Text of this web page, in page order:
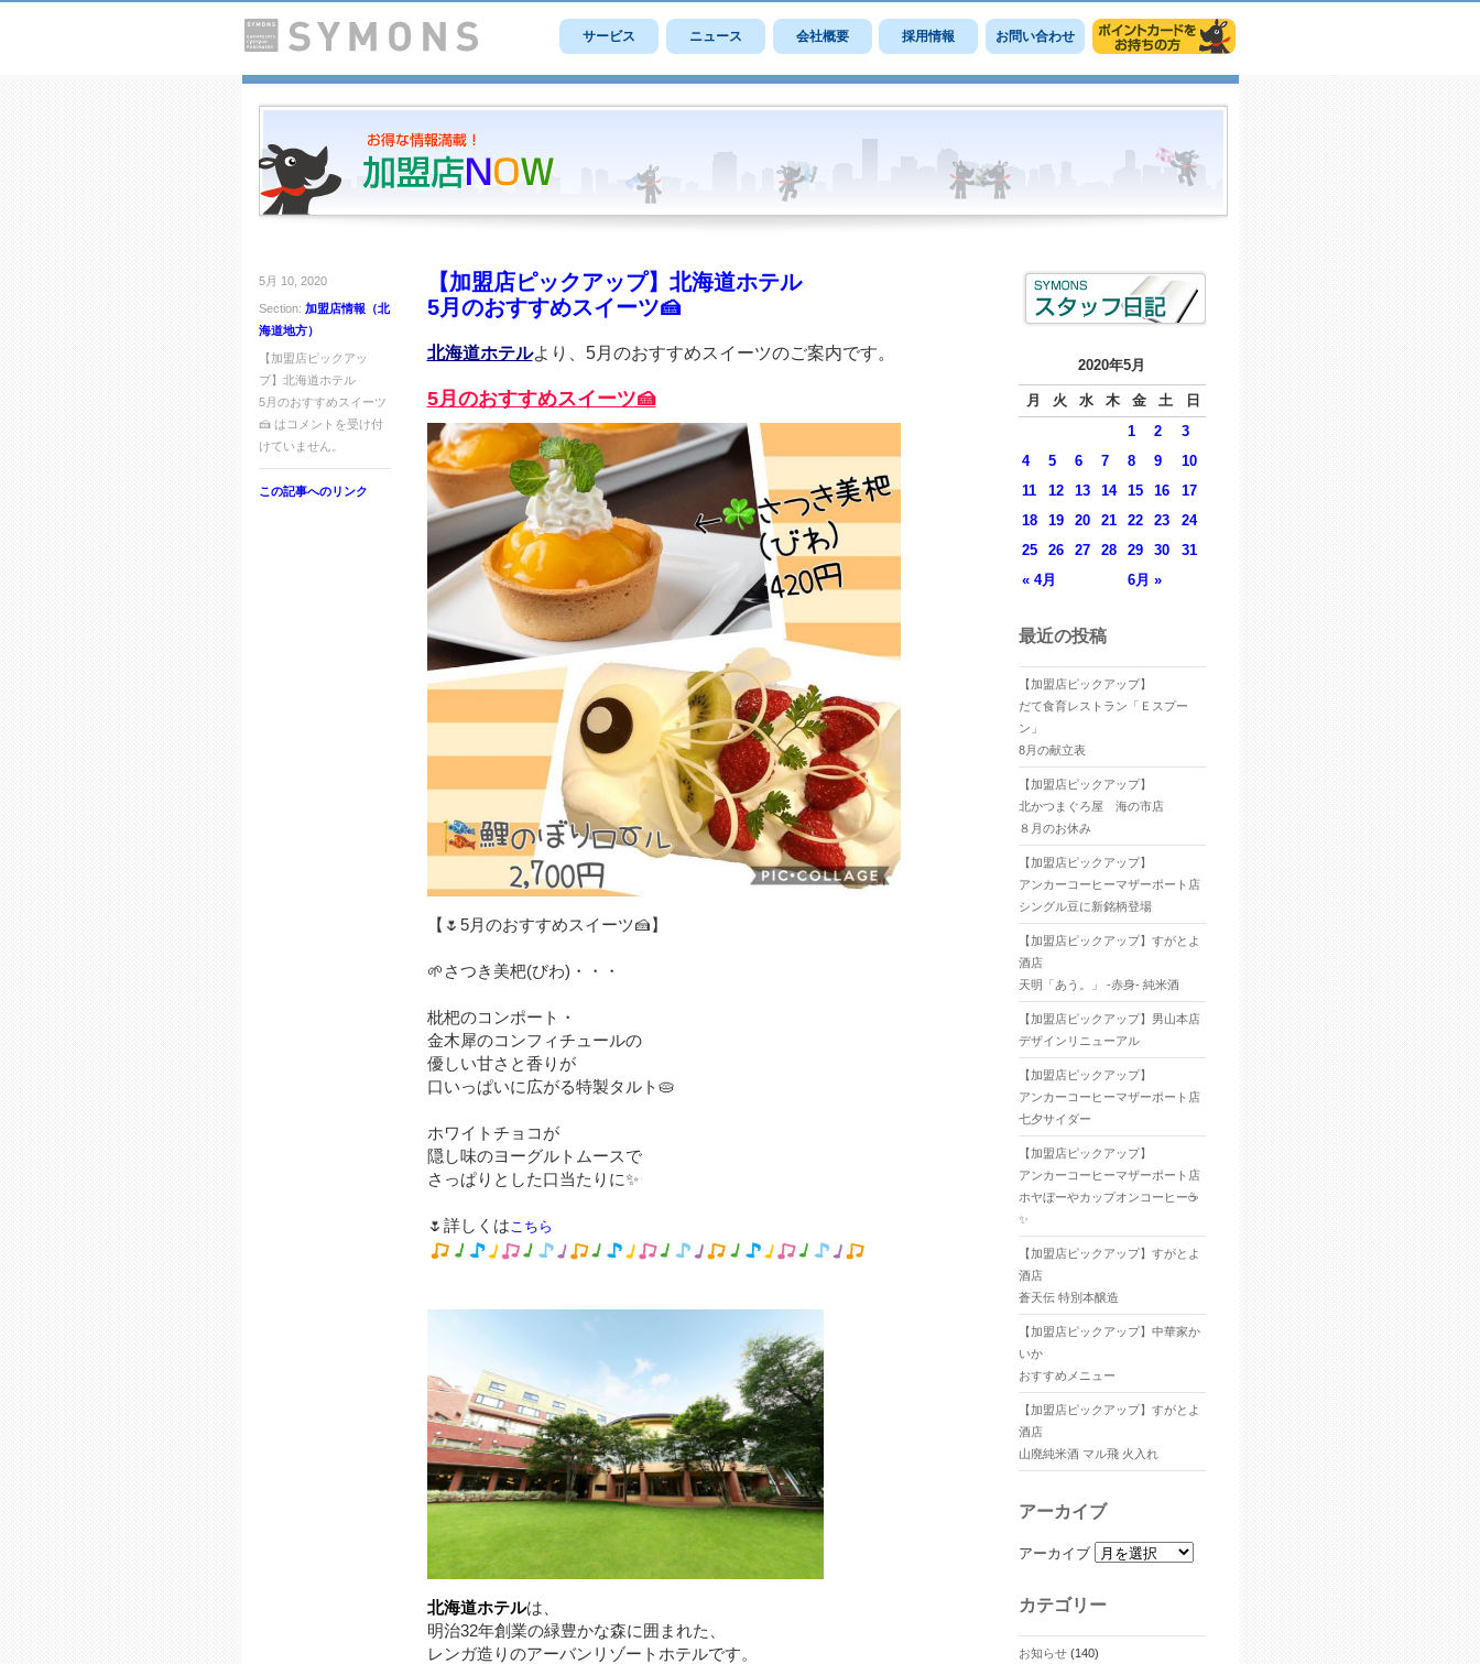
サービス ニュース 会社概要 採用情報 お問い合わせ
5月 10, 2020
Section: 加盟店情報（北
海道地方）
【加盟店ピックアッ
プ】北海道ホテル
5月のおすすめスイーツ
🍰 は コメントを受け付
けていません。
この記事へのリンク
【加盟店ピックアップ】北海道ホテル
5月のおすすめスイーツ🍰
北海道ホテルより、5月のおすすめスイーツのご案内です。
5月のおすすめスイーツ🍰
【🌷5月のおすすめスイーツ🍰】
🌱さつき美杷(びわ)・・・
枇杷のコンポート・
金木犀のコンフィチュールの
優しい甘さと香りが
口いっぱいに広がる特製タルト🥧
ホワイトチョコが
隠し味のヨーグルトムースで
さっぱりとした口当たりに✨
🌷詳しくはこちら
北海道ホテルは、
明治32年創業の緑豊かな森に囲まれた、
レンガ造りのアーバンリゾートホテルです。
2020年5月
月 火 水 木 金 土 日
« 4月 6月 »
1 2
3
4
5 6 7 8 9
10
11
12 13 14 15 16
17
18
19 20 21 22 23
24
25
26 27 28 29 30 31
最近の投稿
【加盟店ピックアップ】
だて食育レストラン「Ｅスプー
ン」
8月の献立表
【加盟店ピックアップ】
北かつまぐろ屋 海の市店
８月のお休み
【加盟店ピックアップ】
アンカーコーヒーマザーポート店
シングル豆に新銘柄登場
【加盟店ピックアップ】すがとよ
酒店
天明「あう。」 -赤身- 純米酒
【加盟店ピックアップ】男山本店
デザインリニューアル
【加盟店ピックアップ】
アンカーコーヒーマザーポート店
七夕サイダー
【加盟店ピックアップ】
アンカーコーヒーマザーポート店
ホヤぼーやカップオンコーヒー☕
✨
【加盟店ピックアップ】すがとよ
酒店
蒼天伝 特別本醸造
【加盟店ピックアップ】中華家か
いか
おすすめメニュー
【加盟店ピックアップ】すがとよ
酒店
山廃純米酒 マル飛 火入れ
アーカイブ
アーカイブ
カテゴリー
お知らせ(140)